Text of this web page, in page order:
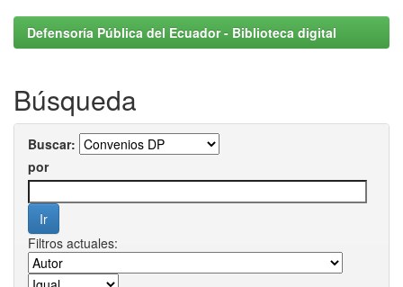
Defensoría Pública del Ecuador - Biblioteca digital
Búsqueda
Buscar:
por
Filtros actuales: